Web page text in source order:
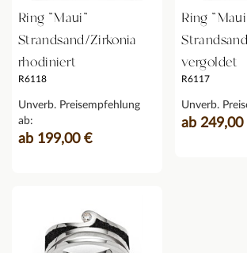
Ring "Maui"
Strandsand/Zirkonia
rhodiniert
R6118
Unverb. Preisempfehlung
ab:
ab 199,00 €
Ring
vergoldet
R6117
Unverb.
ab 249,00